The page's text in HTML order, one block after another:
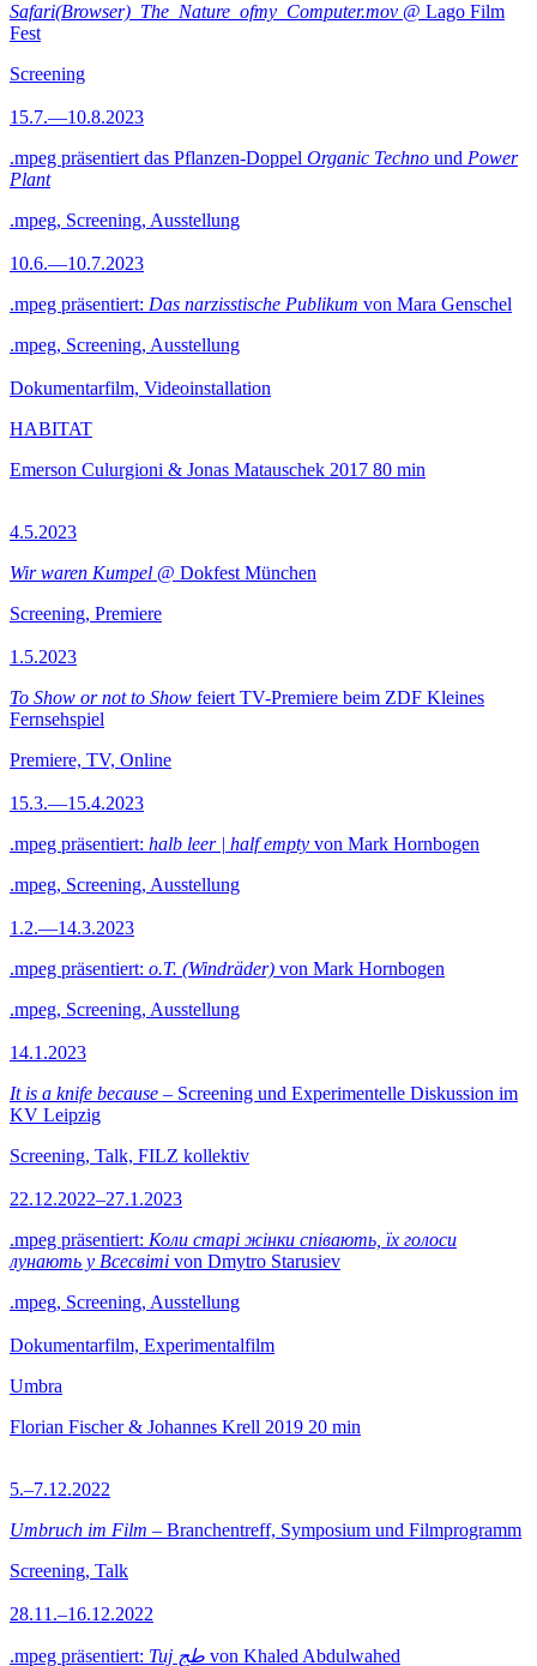
Safari(Browser)_The_Nature_ofmy_Computer.mov @ Lago Film
Fest
Screening
15.7.—10.8.2023
.mpeg präsentiert das Pflanzen-Doppel Organic Techno und Power
Plant
.mpeg, Screening, Ausstellung
10.6.—10.7.2023
.mpeg präsentiert: Das narzisstische Publikum von Mara Genschel
.mpeg, Screening, Ausstellung
Dokumentarfilm, Videoinstallation
HABITAT
Emerson Culurgioni & Jonas Matauschek 2017 80 min
4.5.2023
Wir waren Kumpel @ Dokfest München
Screening, Premiere
1.5.2023
To Show or not to Show feiert TV-Premiere beim ZDF Kleines
Fernsehspiel
Premiere, TV, Online
15.3.—15.4.2023
.mpeg präsentiert: halb leer | half empty von Mark Hornbogen
.mpeg, Screening, Ausstellung
1.2.—14.3.2023
.mpeg präsentiert: o.T. (Windräder) von Mark Hornbogen
.mpeg, Screening, Ausstellung
14.1.2023
It is a knife because – Screening und Experimentelle Diskussion im
KV Leipzig
Screening, Talk, FILZ kollektiv
22.12.2022–27.1.2023
.mpeg präsentiert: Коли старі жінки співають, їх голоси
лунають у Всесвіті von Dmytro Starusiev
.mpeg, Screening, Ausstellung
Dokumentarfilm, Experimentalfilm
Umbra
Florian Fischer & Johannes Krell 2019 20 min
5.–7.12.2022
Umbruch im Film – Branchentreff, Symposium und Filmprogramm
Screening, Talk
28.11.–16.12.2022
.mpeg präsentiert: Tuj طج von Khaled Abdulwahed